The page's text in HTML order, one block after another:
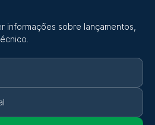
informações sobre lançamentos,